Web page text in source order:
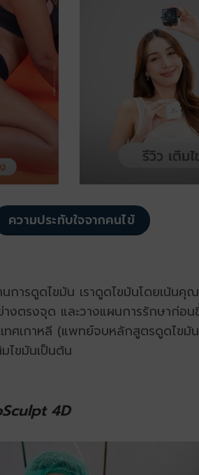
ความประทับใจจากคนไข้
การดูดไขมัน เราดูดไขมันโดยเน้นคุ
งตรงจุด และวางแผนการรักษาก่
เกาหลี (แพทย์จบหลักสูตรดูดไขมั
ไขมันเป็นต้น
4D